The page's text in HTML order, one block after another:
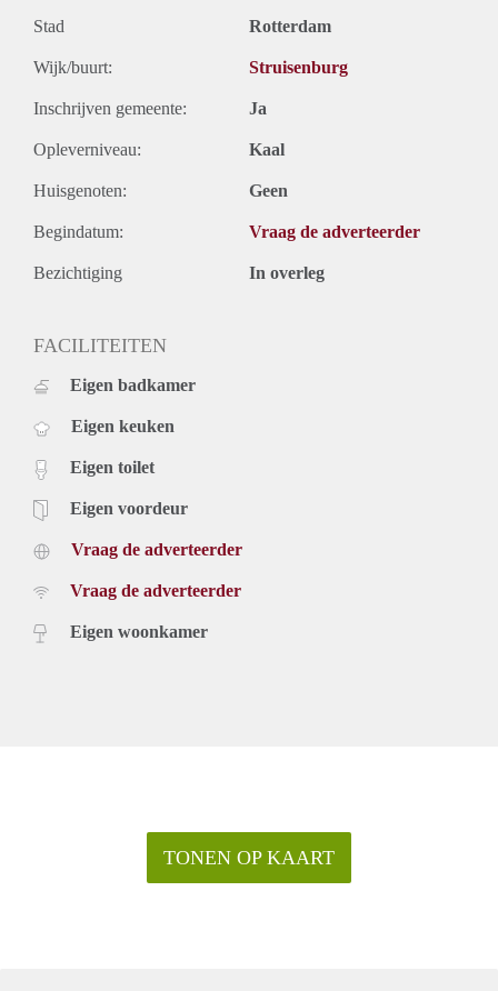
Stad Rotterdam
Wijk/buurt: Struisenburg
Inschrijven gemeente: Ja
Opleverniveau: Kaal
Huisgenoten: Geen
Begindatum: Vraag de adverteerder
Bezichtiging In overleg
FACILITEITEN
Eigen badkamer
Eigen keuken
Eigen toilet
Eigen voordeur
Vraag de adverteerder
Vraag de adverteerder
Eigen woonkamer
TONEN OP KAART